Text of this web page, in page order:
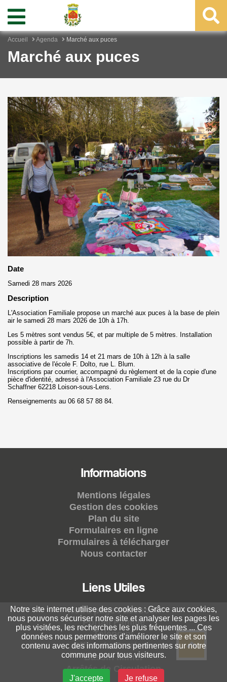
Accueil Agenda Marché aux puces
Marché aux puces
Date
Samedi 28 mars 2026
Description
L'Association Familiale propose un marché aux puces à la base de plein
air le samedi 28 mars 2026 de 10h à 17h.
Les 5 mètres sont vendus 5€, et par multiple de 5 mètres. Installation
possible à partir de 7h.
Inscriptions les samedis 14 et 21 mars de 10h à 12h à la salle
associative de l'école F. Dolto, rue L. Blum.
Inscriptions par courrier, accompagné du règlement et de la copie d'une
pièce d'identité, adressé à l'Association Familiale 23 rue du Dr
Schaffner 62218 Loison-sous-Lens.
Renseignements au 06 68 57 88 84.
Informations
Mentions légales
Gestion des cookies
Plan du site
Formulaires en ligne
Formulaires à télécharger
Nous contacter
Liens Utiles
Notre page Facebook
Portail Famille
Télépoint
Office du Tourisme
Bassin Minier
Arrêtés de Circulation
Notre site internet utilise des cookies : Grâce aux cookies,
nous pouvons sécuriser notre site et analyser les pages les
plus visitées, les recherches les plus fréquentes ... Ces
données nous permettrons d'améliorer le site et son
contenu avec des informations pertinentes sur notre
commune pour tous visiteurs.
J'accepte Je refuse